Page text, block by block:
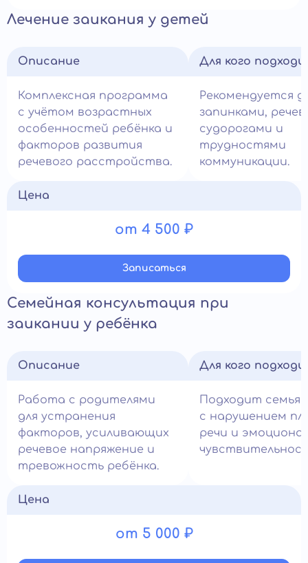
Лечение заикания у детей
Описание
Комплексная программа
с учётом возрастных
особенностей ребёнка и
факторов развития
речевого расстройства.
Для кого
Рекомендуется
запинками,
судорогами и
трудностями
коммуникации.
Цена
от 4 500 ₽
Записатьcя
Семейная консультация при
заикании у ребёнка
Описание
Работа с родителями
для устранения
факторов, усиливающих
речевое напряжение и
тревожность ребёнка.
Для кого
Подходит
с нарушением
речи и
Цена
от 5 000 ₽